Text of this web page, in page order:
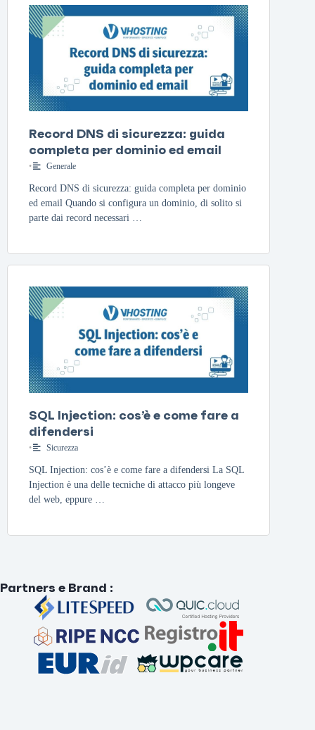
Record DNS di sicurezza: guida
completa per dominio ed email
• Generale
Record DNS di sicurezza: guida completa per dominio
ed email Quando si configura un dominio, di solito si
parte dai record necessari …
SQL Injection: cos’è e come fare a
difendersi
• Sicurezza
SQL Injection: cos’è e come fare a difendersi La SQL
Injection è una delle tecniche di attacco più longeve
del web, eppure …
Partners e Brand :